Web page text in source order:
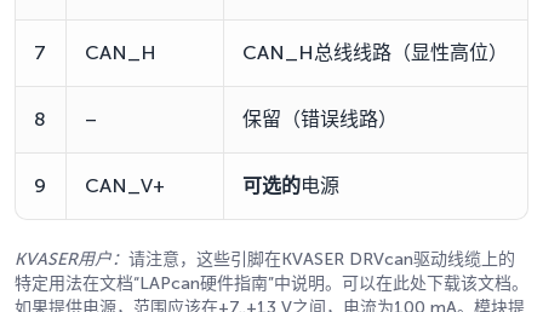
7 CAN_H CAN_H总线线路（显性高位）
8 – 保留（错误线路）
9 CAN_V+ 可选的电源
KVASER用户： 请注意，这些引脚在KVASER DRVcan驱动线缆上的
特定用法在文档“LAPcan硬件指南”中说明。可以在此处下载该文档。
如果提供电源，范围应该在+7..+13 V之间，电流为100 mA。模块提